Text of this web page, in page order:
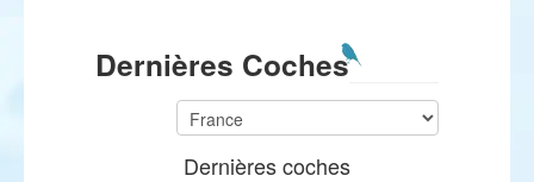
Dernières Coches
Dernières coches